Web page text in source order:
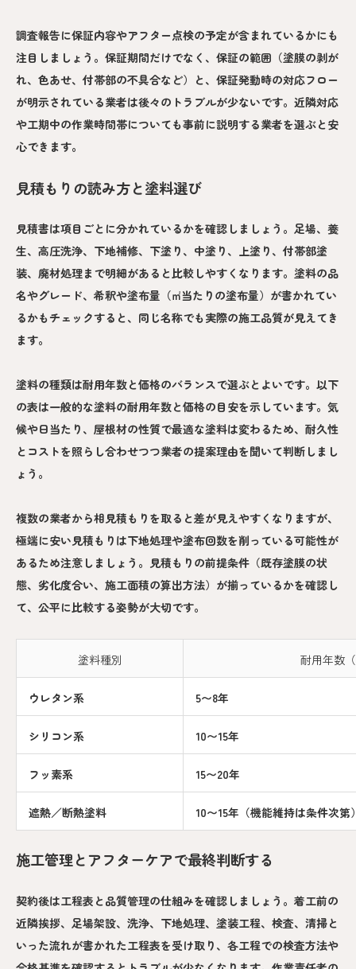
調査報告に保証内容やアフター点検の予定が含まれているかにも
注目しましょう。保証期間だけでなく、保証の範囲（塗膜の剥が
れ、色あせ、付帯部の不具合など）と、保証発動時の対応フロー
が明示されている業者は後々のトラブルが少ないです。近隣対応
や工期中の作業時間帯についても事前に説明する業者を選ぶと安
心できます。
見積もりの読み方と塗料選び
見積書は項目ごとに分かれているかを確認しましょう。足場、養
生、高圧洗浄、下地補修、下塗り、中塗り、上塗り、付帯部塗
装、廃材処理まで明細があると比較しやすくなります。塗料の品
名やグレード、希釈や塗布量（㎡当たりの塗布量）が書かれてい
るかもチェックすると、同じ名称でも実際の施工品質が見えてき
ます。
塗料の種類は耐用年数と価格のバランスで選ぶとよいです。以下
の表は一般的な塗料の耐用年数と価格の目安を示しています。気
候や日当たり、屋根材の性質で最適な塗料は変わるため、耐久性
とコストを照らし合わせつつ業者の提案理由を聞いて判断しまし
ょう。
複数の業者から相見積もりを取ると差が見えやすくなりますが、
極端に安い見積もりは下地処理や塗布回数を削っている可能性が
あるため注意しましょう。見積もりの前提条件（既存塗膜の状
態、劣化度合い、施工面積の算出方法）が揃っているかを確認し
て、公平に比較する姿勢が大切です。
塗料種別 耐用年数
ウレタン系 5〜8年
シリコン系 10〜15年
フッ素系 15〜20年
遮熱／断熱塗料 10〜15年（機能維持は条件次第
施工管理とアフターケアで最終判断する
契約後は工程表と品質管理の仕組みを確認しましょう。着工前の
近隣挨拶、足場架設、洗浄、下地処理、塗装工程、検査、清掃と
いった流れが書かれた工程表を受け取り、各工程での検査方法や